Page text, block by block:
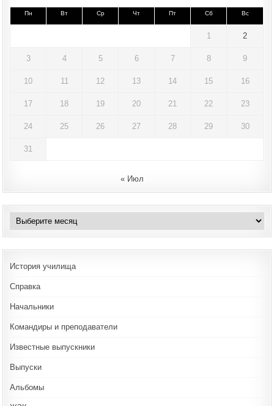
Пн Вт Ср Чт Пт Сб Вс
1 2
3 4 5 6 7 8 9
10 11 12 13 14 15 16
17 18 19 20 21 22 23
24 25 26 27 28 29 30
31
« Июл
Архивы
История училища
Справка
Начальники
Командиры и преподаватели
Известные выпускники
Выпуски
Альбомы